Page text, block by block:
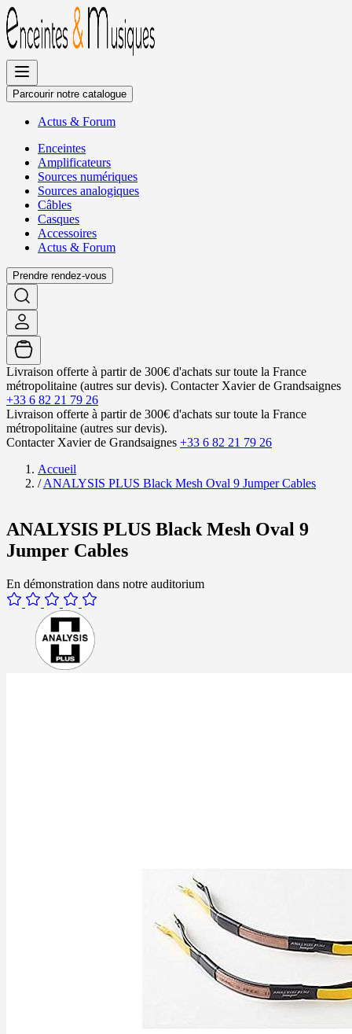
Allez
au
contenu
Parcourir notre catalogue
Actus & Forum
Enceintes
Amplificateurs
Sources numériques
Sources analogiques
Câbles
Casques
Accessoires
Actus & Forum
Prendre rendez-vous
Livraison offerte à partir de 300€ d'achats sur toute la France
métropolitaine (autres sur devis). Contacter Xavier de Grandsaignes
+33 6 82 21 79 26
Livraison offerte à partir de 300€ d'achats sur toute la France
métropolitaine (autres sur devis).
Contacter Xavier de Grandsaignes +33 6 82 21 79 26
Accueil
/ ANALYSIS PLUS Black Mesh Oval 9 Jumper Cables
ANALYSIS PLUS Black Mesh Oval 9
Jumper Cables
En démonstration dans notre auditorium